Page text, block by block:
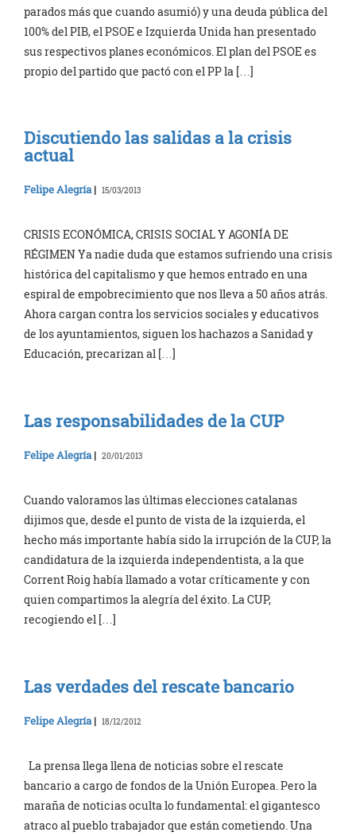
parados más que cuando asumió) y una deuda pública del
100% del PIB, el PSOE e Izquierda Unida han presentado
sus respectivos planes económicos. El plan del PSOE es
propio del partido que pactó con el PP la […]
Discutiendo las salidas a la crisis
actual
Felipe Alegría| 15/03/2013
CRISIS ECONÓMICA, CRISIS SOCIAL Y AGONÍA DE
RÉGIMEN Ya nadie duda que estamos sufriendo una crisis
histórica del capitalismo y que hemos entrado en una
espiral de empobrecimiento que nos lleva a 50 años atrás.
Ahora cargan contra los servicios sociales y educativos
de los ayuntamientos, siguen los hachazos a Sanidad y
Educación, precarizan al […]
Las responsabilidades de la CUP
Felipe Alegría | 20/01/2013
Cuando valoramos las últimas elecciones catalanas
dijimos que, desde el punto de vista de la izquierda, el
hecho más importante había sido la irrupción de la CUP, la
candidatura de la izquierda independentista, a la que
Corrent Roig había llamado a votar críticamente y con
quien compartimos la alegría del éxito. La CUP,
recogiendo el […]
Las verdades del rescate bancario
Felipe Alegría | 18/12/2012
La prensa llega llena de noticias sobre el rescate
bancario a cargo de fondos de la Unión Europea. Pero la
maraña de noticias oculta lo fundamental: el gigantesco
atraco al pueblo trabajador que están cometiendo. Una